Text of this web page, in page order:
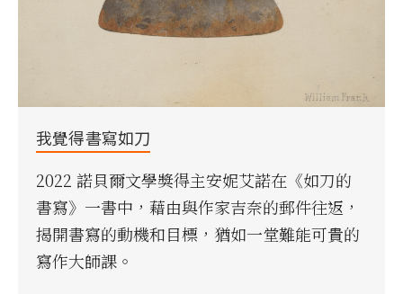
我覺得書寫如刀
2022 諾貝爾文學獎得主安妮艾諾在《如刀的
書寫》一書中，藉由與作家吉奈的郵件往返，
揭開書寫的動機和目標，猶如一堂難能可貴的
寫作大師課。